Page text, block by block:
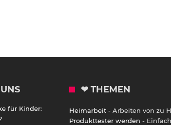
für Kinder:
❤ THEMEN
Heimarbeit - Arbeiten von zu
Produkttester werden - Einfach